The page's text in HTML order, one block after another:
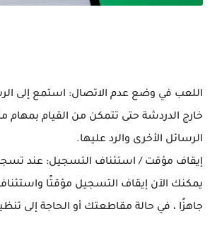
اللعب في وضع عدم الاتصال: استمع إلى
خارج الدردشة حتى تتمكن من القيام بمهام
الرسائل الأخرى والرد عليها.
إيقاف مؤقت / استئناف التسجيل: عند
يمكنك الآن إيقاف التسجيل مؤقتًا
جاهزًا ، في حالة مقاطعتك أو الحاجة إلى